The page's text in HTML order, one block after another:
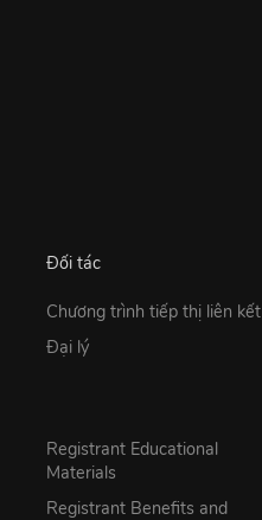
Đối tác
Chương trình tiếp thị liên kết
Đại lý
Registrant Educational
Materials
Registrant Benefits and